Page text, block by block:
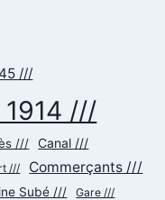
///
///
/// Canal ///
/// Commerçants ///
Subé /// Gare ///